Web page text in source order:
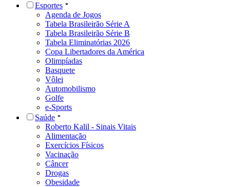
Esportes
Agenda de Jogos
Tabela Brasileirão Série A
Tabela Brasileirão Série B
Tabela Eliminatórias 2026
Copa Libertadores da América
Olimpíadas
Basquete
Vôlei
Automobilismo
Golfe
e-Sports
Saúde
Roberto Kalil - Sinais Vitais
Alimentação
Exercícios Físicos
Vacinação
Câncer
Drogas
Obesidade